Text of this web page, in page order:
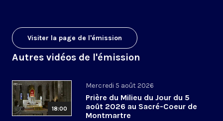
Visiter la page de l'émission
Autres vidéos de l'émission
18:00
Mercredi 5 août 2026
Prière du Milieu du Jour du 5
août 2026 au Sacré-Coeur de
Montmartre